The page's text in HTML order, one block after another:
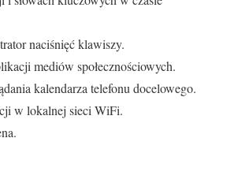
naciśnięć klawiszy.
mediów społecznościowych.
kalendarza telefonu docelowego.
w lokalnej sieci WiFi.